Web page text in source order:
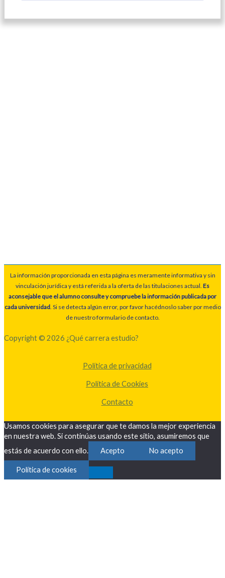
La información proporcionada en esta página es meramente informativa y sin
vinculación jurídica y está referida a la oferta de las titulaciones actual. Es
aconsejable que el alumno consulte y compruebe la información publicada por
cada universidad. Si se detecta algún error, por favor hacédnoslo saber por medio
de nuestro formulario de contacto.
Copyright © 2026 ¿Qué carrera estudio?
Política de privacidad
Política de Cookies
Contacto
Usamos cookies para asegurar que te damos la mejor experiencia
en nuestra web. Si continúas usando este sitio, asumiremos que
estás de acuerdo con ello.
Acepto No acepto
Política de cookies